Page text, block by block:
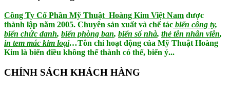
Công Ty Cổ Phần Mỹ Thuật Hoàng Kim Việt Nam được
thành lập năm 2005. Chuyên sản xuất và chế tác biển công ty,
biển chức danh, biển phòng ban, biển số nhà, thẻ tên nhân viên,
in tem mác kim loại…Tôn chỉ hoạt động của Mỹ Thuật Hoàng
Kim là biến điều không thể thành có thể, biến ý...
CHÍNH SÁCH KHÁCH HÀNG